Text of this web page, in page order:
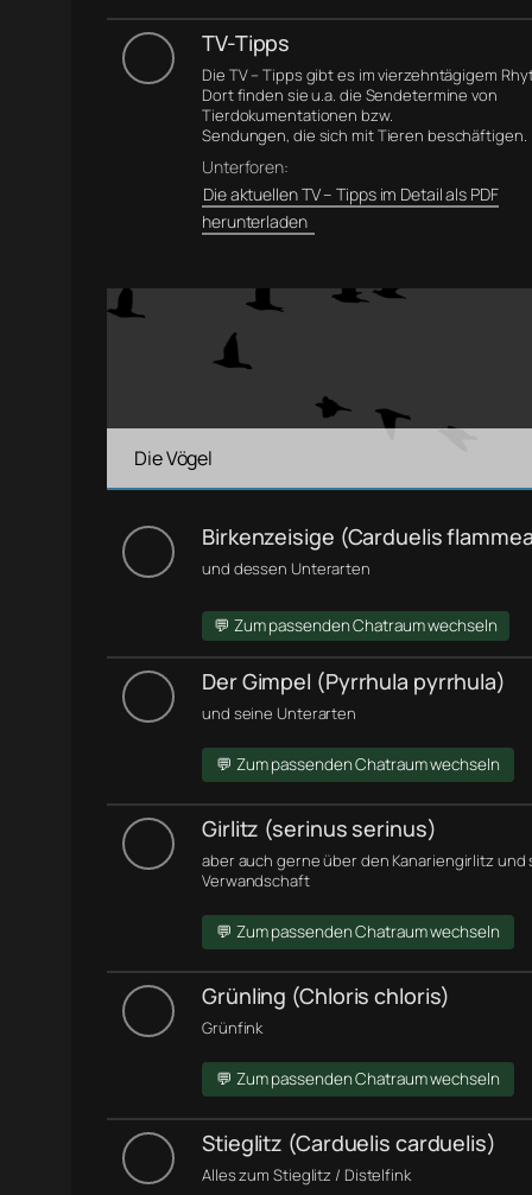
TV-Tipps
Die TV – Tipps gibt es im vierzehntägigem
Dort finden sie u.a. die Sendetermine von
Tierdokumentationen bzw.
Sendungen, die sich mit Tieren beschäftigen.
Unterforen:
Die aktuellen TV – Tipps im Detail als PDF
herunterladen
Die Vögel
Birkenzeisige (Carduelis
und dessen Unterarten
💬 Zum passenden Chatraum wechseln
Der Gimpel (Pyrrhula pyrrhula)
und seine Unterarten
💬 Zum passenden Chatraum wechseln
Girlitz (serinus serinus)
aber auch gerne über den Kanariengirlitz und
Verwandschaft
💬 Zum passenden Chatraum wechseln
Grünling (Chloris chloris)
Grünfink
💬 Zum passenden Chatraum wechseln
Stieglitz (Carduelis carduelis)
Alles zum Stieglitz / Distelfink